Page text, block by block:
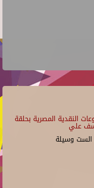
النقدية المصرية بحلقة
علي
الست وسيلة